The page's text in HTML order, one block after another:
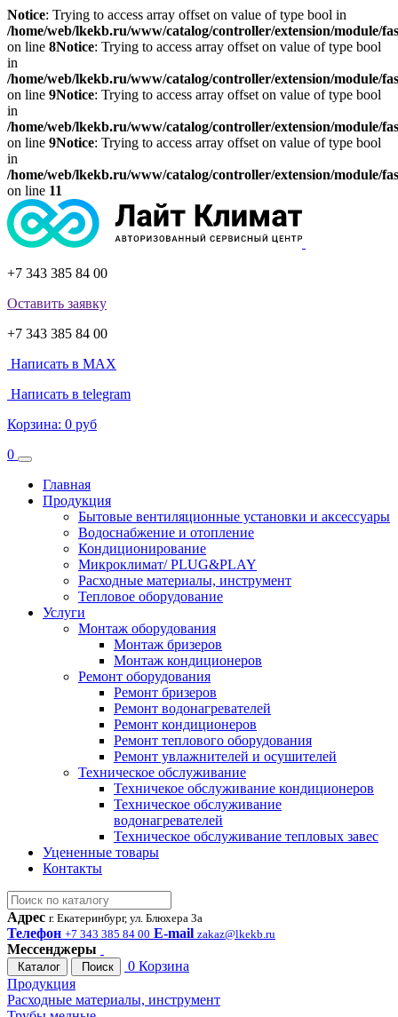
Notice: Trying to access array offset on value of type bool in
/home/web/lkekb.ru/www/catalog/controller/extension/module/
on line 8Notice: Trying to access array offset on value of type bool
in
/home/web/lkekb.ru/www/catalog/controller/extension/module/
on line 9Notice: Trying to access array offset on value of type bool
in
/home/web/lkekb.ru/www/catalog/controller/extension/module/
on line 9Notice: Trying to access array offset on value of type bool
in
/home/web/lkekb.ru/www/catalog/controller/extension/module/
on line 11
+7 343 385 84 00
Оставить заявку
+7 343 385 84 00
Написать в MAX
Написать в telegram
Корзина: 0 руб
0
Главная
Продукция
Бытовые вентиляционные установки и аксессуары
Водоснабжение и отопление
Кондиционирование
Микроклимат/ PLUG&PLAY
Расходные материалы, инструмент
Тепловое оборудование
Услуги
Монтаж оборудования
Монтаж бризеров
Монтаж кондиционеров
Ремонт оборудования
Ремонт бризеров
Ремонт водонагревателей
Ремонт кондиционеров
Ремонт теплового оборудования
Ремонт увлажнителей и осушителей
Техническое обслуживание
Техничекое обслуживание кондиционеров
Техническое обслуживание
водонагревателей
Техническое обслуживание тепловых завес
Уцененные товары
Контакты
Адрес г. Екатеринбург, ул. Блюхера 3а
Телефон +7 343 385 84 00 E-mail zakaz@lkekb.ru
Мессенджеры
Каталог Поиск 0 Корзина
Продукция
Расходные материалы, инструмент